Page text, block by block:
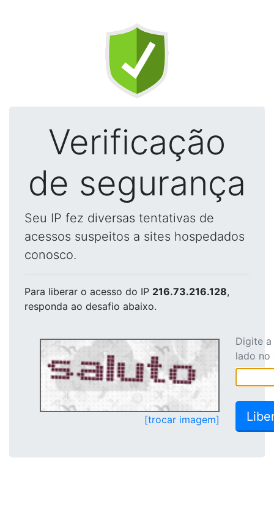
Verificação
de segurança
Seu IP fez diversas tentativas de
acessos suspeitos a sites hospedados
conosco.
Para liberar o acesso do IP 216.73.216.128,
responda ao desafio abaixo.
[trocar imagem]
Digite
lado no